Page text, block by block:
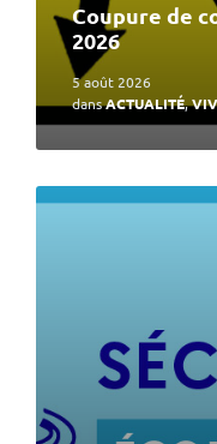
Coupure de
2026
5 août 2026
dansACTUALITÉ,
En